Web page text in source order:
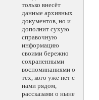
только внесёт
данные архивных
документов, но и
дополнит сухую
справочную
информацию
своими бережно
сохраненными
воспоминаниями о
тех, кого уже нет с
нами рядом,
рассказами о ныне